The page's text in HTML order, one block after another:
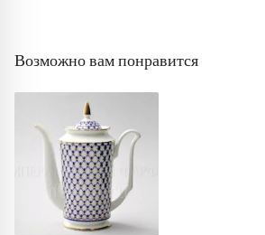
Возможно вам понравится